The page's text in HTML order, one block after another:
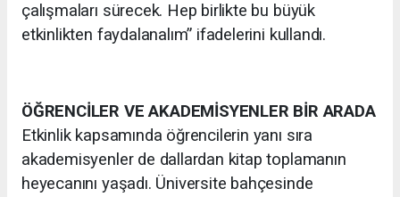
çalışmaları sürecek. Hep birlikte bu büyük
etkinlikten faydalanalım” ifadelerini kullandı.
ÖĞRENCİLER VE AKADEMİSYENLER BİR ARADA
Etkinlik kapsamında öğrencilerin yanı sıra
akademisyenler de dallardan kitap toplamanın
heyecanını yaşadı. Üniversite bahçesinde